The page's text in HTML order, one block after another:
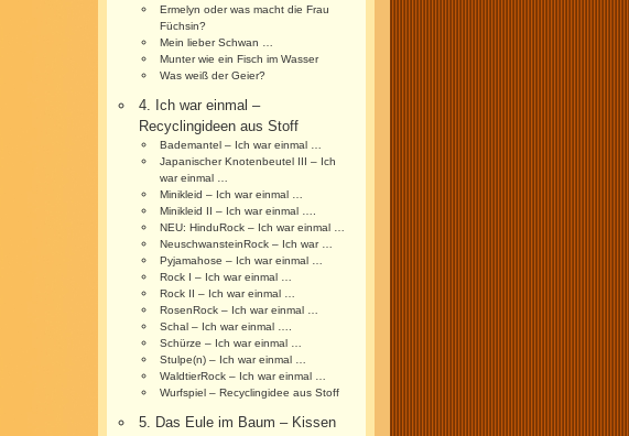
Ermelyn oder was macht die Frau
Füchsin?
Mein lieber Schwan …
Munter wie ein Fisch im Wasser
Was weiß der Geier?
4. Ich war einmal –
Recyclingideen aus Stoff
Bademantel – Ich war einmal …
Japanischer Knotenbeutel III – Ich
war einmal …
Minikleid – Ich war einmal …
Minikleid II – Ich war einmal ….
NEU: HinduRock – Ich war einmal …
NeuschwansteinRock – Ich war …
Pyjamahose – Ich war einmal …
Rock I – Ich war einmal …
Rock II – Ich war einmal …
RosenRock – Ich war einmal …
Schal – Ich war einmal ….
Schürze – Ich war einmal …
Stulpe(n) – Ich war einmal …
WaldtierRock – Ich war einmal …
Wurfspiel – Recyclingidee aus Stoff
5. Das Eule im Baum – Kissen